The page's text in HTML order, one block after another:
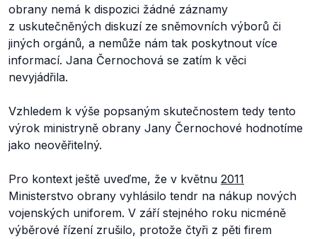
obrany nemá k dispozici žádné záznamy
z uskutečněných diskuzí ze sněmovních výborů či
jiných orgánů, a nemůže nám tak poskytnout více
informací. Jana Černochová se zatím k věci
nevyjádřila.
Vzhledem k výše popsaným skutečnostem tedy tento
výrok ministryně obrany Jany Černochové hodnotíme
jako neověřitelný.
Pro kontext ještě uveďme, že v květnu 2011
Ministerstvo obrany vyhlásilo tendr na nákup nových
vojenských uniforem. V září stejného roku nicméně
výběrové řízení zrušilo, protože čtyři z pěti firem